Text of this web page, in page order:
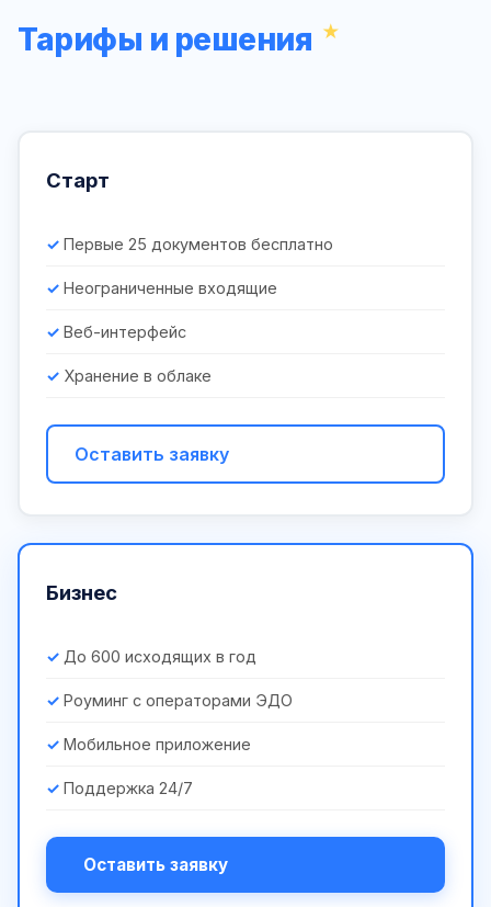
Тарифы и решения
Старт
Первые 25 документов бесплатно
Неограниченные входящие
Веб-интерфейс
Хранение в облаке
Оставить заявку
Бизнес
До 600 исходящих в год
Роуминг с операторами ЭДО
Мобильное приложение
Поддержка 24/7
Оставить заявку